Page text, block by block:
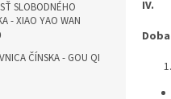
SLOBODNÉHO
- XIAO YAO WAN
ČÍNSKA - GOU QI
IV.